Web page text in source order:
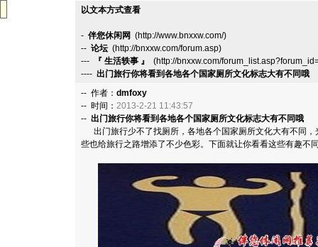
以文本方式查看
- 伴您休闲网 (http://www.bnxxw.com/)
-- 论坛 (http://bnxxw.com/forum.asp)
---
『 生活轶事 』
(http://bnxxw.com/
---- 出门旅行你将看到各地各个国家厕所文化标志大有不同哦
-- 作者： dmfoxy
-- 时间： 2013-2-21 11:43:57
-- 出门旅行你将看到各地各个国家厕所文化标志大有不同哦
出门旅行少不了找厕所，各地各个国家厕所文化大有不同，
些也给旅行之路增添了不少色彩。下面就让你看看这些有趣不